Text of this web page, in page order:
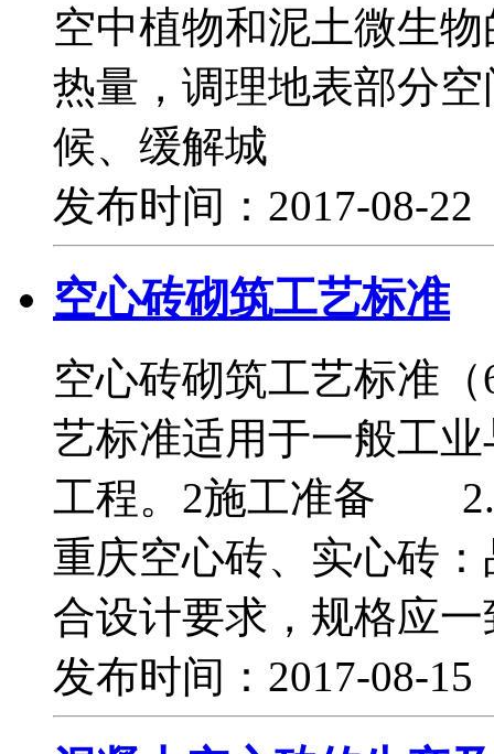
空中植物和泥土微生
热量，调理地表部分
候、缓解城
发布时间：2017-08-
空心砖砌筑工艺标准
空心砖砌筑工艺标
艺标准适用于一般工
工程。2施工准备
重庆空心砖、实心砖
合设计要求，规格应
发布时间：2017-08-